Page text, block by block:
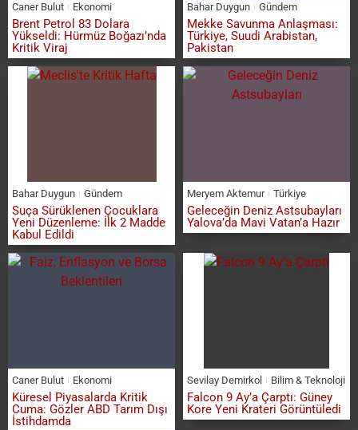
Caner Bulut Ekonomi
Brent Petrol 83 Dolara
Yükseldi: Hürmüz Boğazı’nda
Kritik Viraj
Bahar Duygun Gündem
Mekke Savunma Anlaşması:
Türkiye, Suudi Arabistan,
Pakistan
Bahar Duygun Gündem
Suça Sürüklenen Çocuklara
Yeni Düzenleme: İlk 2 Madde
Kabul Edildi
Meryem Aktemur Türkiye
Geleceğin Deniz Astsubayları
Yalova’da Mavi Vatan’a Hazır
Caner Bulut Ekonomi
Küresel Piyasalarda Kritik
Cuma: Gözler ABD Tarım Dışı
İstihdamda
Sevilay Demirkol Bilim & Teknoloji
Falcon 9 Ay’a Çarptı: Güney
Kore Yeni Krateri Görüntüledi